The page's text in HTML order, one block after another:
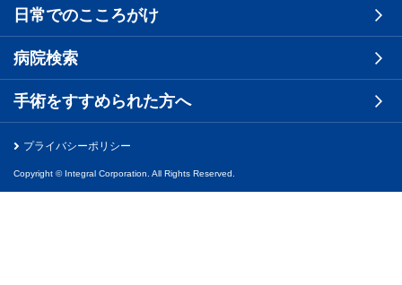
日常でのこころがけ
病院検索
手術をすすめられた方へ
プライバシーポリシー
Copyright © Integral Corporation. All Rights Reserved.